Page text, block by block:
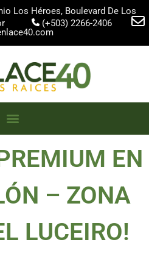
Los Héroes, Boulevard De Los
(+503) 2266-2406
EN
– ZONA
LUCEIRO!